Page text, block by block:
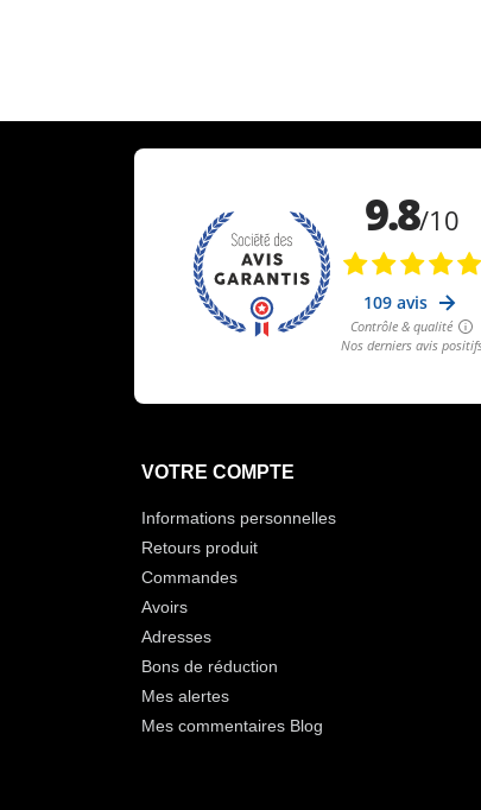
VOTRE COMPTE
Informations personnelles
Retours produit
Commandes
Avoirs
Adresses
Bons de réduction
Mes alertes
Mes commentaires Blog